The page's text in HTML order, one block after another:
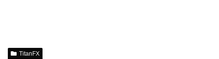
TitanFX